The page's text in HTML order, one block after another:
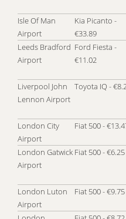
Isle Of Man
Airport
Kia Picanto -
€33.89
Leeds Bradford
Airport
Ford Fiesta -
€11.02
Liverpool John
Lennon Airport
Toyota IQ -
London City
Airport
Fiat 500 -
London Gatwick
Airport
Fiat 500 - €6.25
London Luton
Airport
Fiat 500 - €9.75